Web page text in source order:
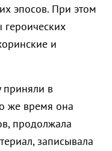
эпосов. При этом
и
в
же время она
продолжала
записывала